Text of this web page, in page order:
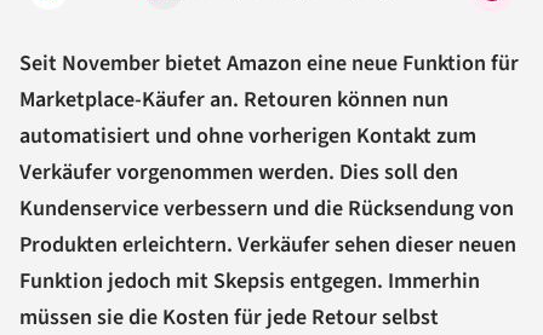
Seit November bietet Amazon eine neue Funktion für
Marketplace-Käufer an. Retouren können nun
automatisiert und ohne vorherigen Kontakt zum
Verkäufer vorgenommen werden. Dies soll den
Kundenservice verbessern und die Rücksendung von
Produkten erleichtern. Verkäufer sehen dieser neuen
Funktion jedoch mit Skepsis entgegen. Immerhin
müssen sie die Kosten für jede Retour selbst